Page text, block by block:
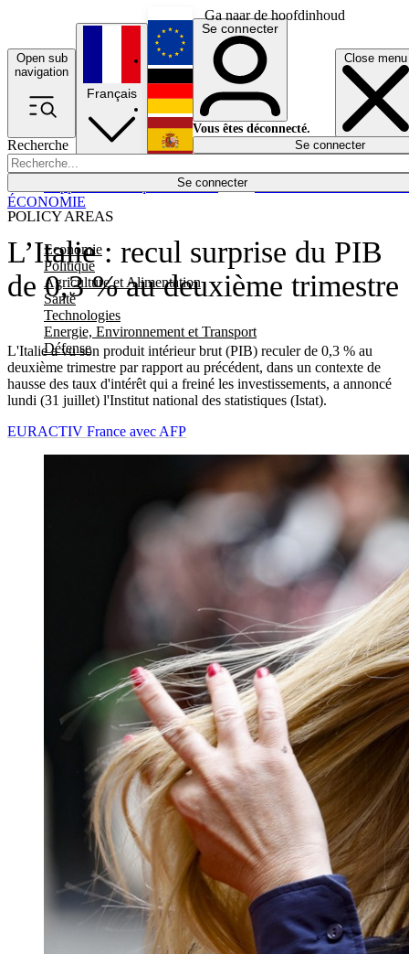
Ga naar de hoofdinhoud
Open sub
navigation
Close menu
Recherche
Se connecter
POLICY AREAS
Economie
Politique
Agriculture et Alimentation
Santé
Technologies
Energie, Environnement et Transport
Défense
Économie
Français
English
Deutsch
Español
Se connecter
Vous êtes déconnecté.
Se connecter
L’Italie : recul surprise du PIB
de 0,3 % au deuxième trimestre
L'Italie a vu son produit intérieur brut (PIB) reculer de 0,3 % au
deuxième trimestre par rapport au précédent, dans un contexte de
hausse des taux d'intérêt qui a freiné les investissements, a annoncé
lundi (31 juillet) l'Institut national des statistiques (Istat).
ÉCONOMIE
EURACTIV France avec AFP